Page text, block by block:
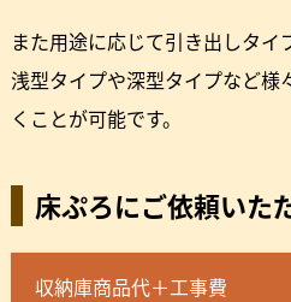
また用途に応じて引き出しタ
浅型タイプや深型タイプなど様
くことが可能です。
床ぷろにご依頼いた
収納庫商品代＋工事費